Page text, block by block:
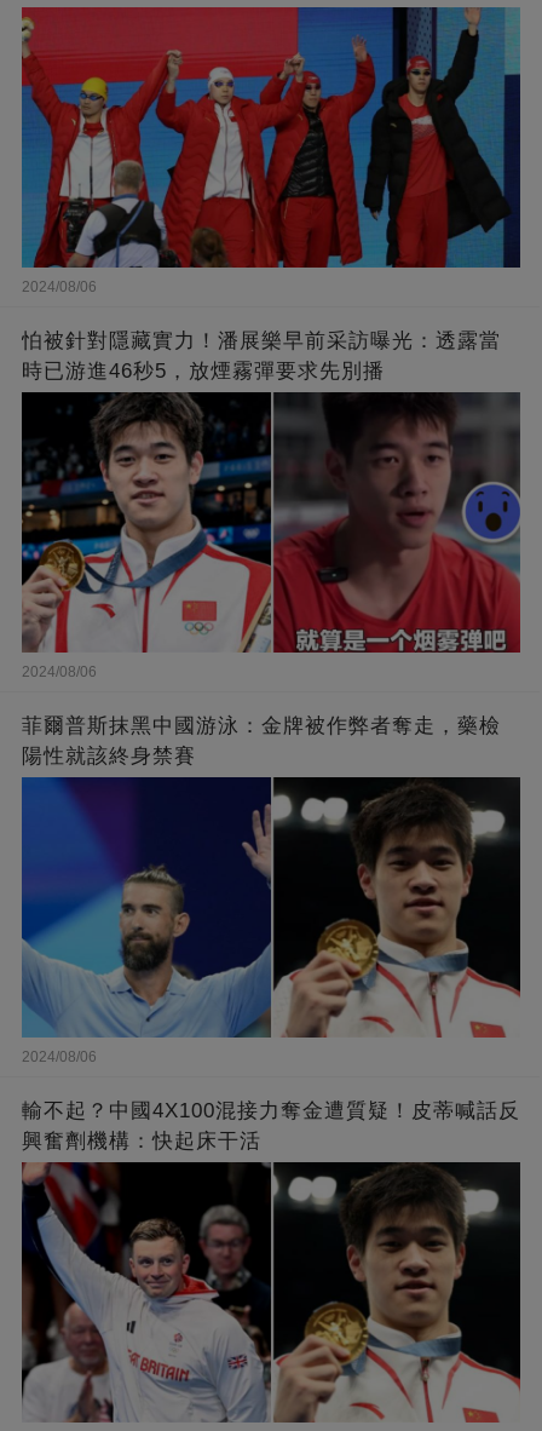
2024/08/06
怕被針對隱藏實力！潘展樂早前采訪曝光：透露當
時已游進46秒5，放煙霧彈要求先別播
2024/08/06
菲爾普斯抹黑中國游泳：金牌被作弊者奪走，藥檢
陽性就該終身禁賽
2024/08/06
輸不起？中國4X100混接力奪金遭質疑！皮蒂喊話反
興奮劑機構：快起床干活